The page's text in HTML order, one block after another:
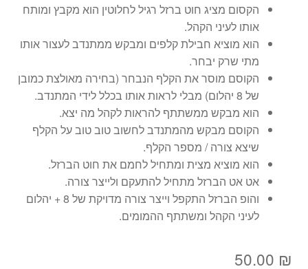
הקסום מציג חוט ברזל רגיל לחלוטין הוא מקבץ ומותח
אותו לעיני הקהל.
הוא מוציא חבילת קלפים ומבקש ממתנדב לעצור אותו
מתי שרק יבחר.
הקוסם מוסר את הקלף הנבחר (בחירה מאולצת כמובן
של 8 יהלום) מבלי לראות אותו בכלל לידי המתנדב.
הוא מבקש ממשתתף להראות לקהל מה יצא.
הקוסם מבקש מהמתנדב לחשוב טוב טוב על הקלף
שיצא צורה / מספר הקלף.
הוא מוציא מצית ומתחיל לחמם את חוט הברזל.
אט אט הברזל מתחיל להתעקם ולייצר צורה.
והופ הברזל התקפל וייצר צורה מדויקת של 8 + יהלום
לעיני הקהל ומשתתף ההמומים.
50.00 ₪